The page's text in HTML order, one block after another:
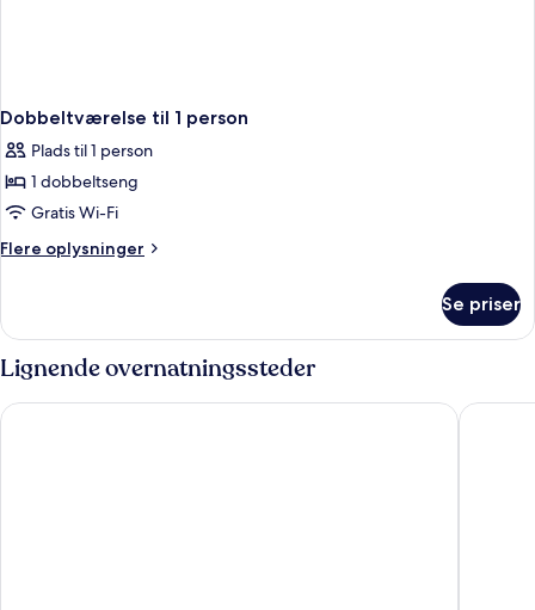
Dobbeltværelse til 1 person
Plads til 1 person
1 dobbeltseng
Gratis Wi-Fi
Flere oplysninger
Flere
til
1
person
Se priser
Lignende overnatningssteder
Salamanca Forum - Hotel Doña Brígida Hotel